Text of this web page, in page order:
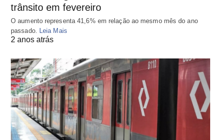
trânsito em fevereiro
O aumento representa 41,6% em relação ao mesmo mês do ano
passado.
Leia Mais
2 anos atrás